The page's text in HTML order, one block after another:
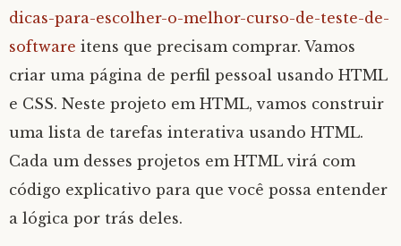
dicas-para-escolher-o-melhor-curso-de-teste-de-
software itens que precisam comprar. Vamos
criar uma página de perfil pessoal usando HTML
e CSS. Neste projeto em HTML, vamos construir
uma lista de tarefas interativa usando HTML.
Cada um desses projetos em HTML virá com
código explicativo para que você possa entender
a lógica por trás deles.